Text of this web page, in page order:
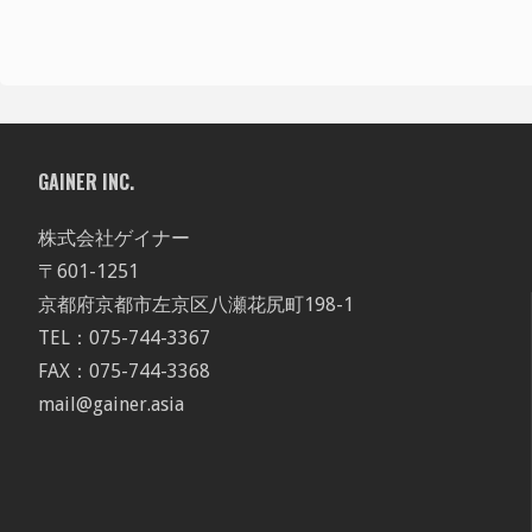
GAINER INC.
株式会社ゲイナー
〒601-1251
京都府京都市左京区八瀬花尻町198-1
TEL：075-744-3367
FAX：075-744-3368
mail@gainer.asia